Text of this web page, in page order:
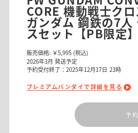
CORE 機動戦士クロ
ガンダム 鋼鉄の7人
スセット【PB限定
販売価格: ￥5,995 (税込)
2026年3月 発送予定
予約受付終了：2025年12月17日 23時
プレミアムバンダイで詳細を見る
予